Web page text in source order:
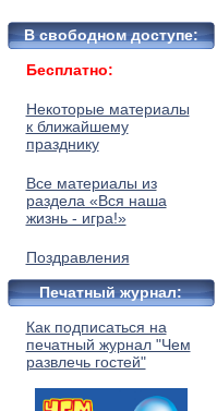
В свободном доступе:
Бесплатно:
Некоторые материалы
к ближайшему
празднику
Все материалы из
раздела «Вся наша
жизнь - игра!»
Поздравления
Печатный журнал:
Как подписаться на
печатный журнал "Чем
развлечь гостей"